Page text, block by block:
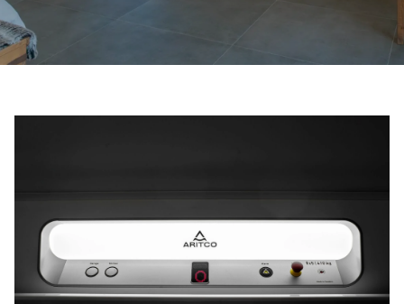
Liên hệ với chúng tôi
Liên hệ với chúng tôi
FAQ
VI